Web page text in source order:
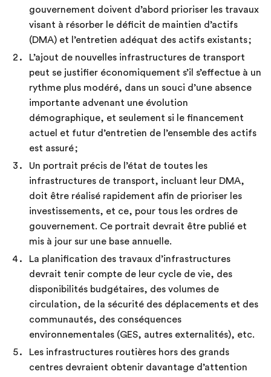
gouvernement doivent d’abord prioriser les travaux
visant à résorber le déficit de maintien d’actifs
(DMA) et l’entretien adéquat des actifs existants ;
L’ajout de nouvelles infrastructures de transport
peut se justifier économiquement s’il s’effectue à un
rythme plus modéré, dans un souci d’une absence
importante advenant une évolution
démographique, et seulement si le financement
actuel et futur d’entretien de l’ensemble des actifs
est assuré ;
Un portrait précis de l’état de toutes les
infrastructures de transport, incluant leur DMA,
doit être réalisé rapidement afin de prioriser les
investissements, et ce, pour tous les ordres de
gouvernement. Ce portrait devrait être publié et
mis à jour sur une base annuelle.
La planification des travaux d’infrastructures
devrait tenir compte de leur cycle de vie, des
disponibilités budgétaires, des volumes de
circulation, de la sécurité des déplacements et des
communautés, des conséquences
environnementales (GES, autres externalités), etc.
Les infrastructures routières hors des grands
centres devraient obtenir davantage d’attention